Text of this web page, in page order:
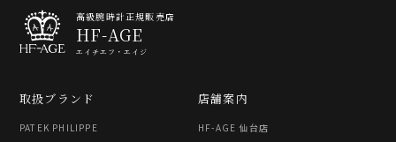
高級腕時計正規販売店
HF-AGE
エイチエフ・エイジ
取扱ブランド
PATEK PHILIPPE
店舗案内
HF-AGE 仙台店